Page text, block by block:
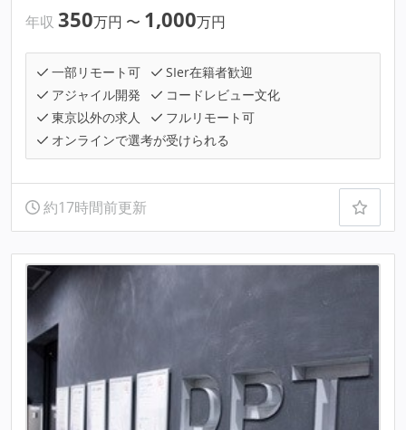
年収 350万円 〜 1,000万円
一部リモート可
SIer在籍者歓迎
アジャイル開発
コードレビュー文化
東京以外の求人
フルリモート可
オンラインで選考が受けられる
約17時間前更新